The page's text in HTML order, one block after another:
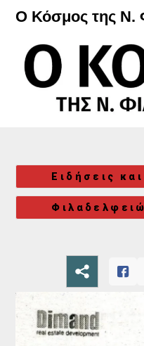
Μετάβαση
περιεχόμενο
Ο Κόσμος της Ν.
Ειδήσεις